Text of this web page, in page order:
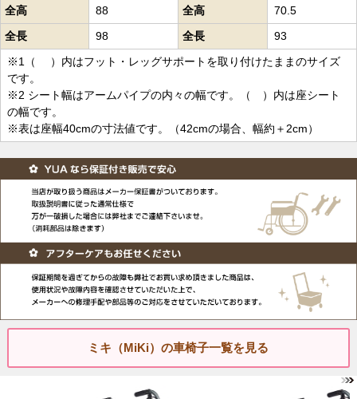
全高
88 全高
70.5
全長
98 全長
93
※1（ ）内はフット・レッグサポートを取り付けたままのサイズ
です。
※2 シート幅はアームパイプの内々の幅です。（ ）内は座シート
の幅です。
※表は座幅40cmの寸法値です。（42cmの場合、幅約＋2cm）
ミキ（MiKi）の車椅子一覧を見る